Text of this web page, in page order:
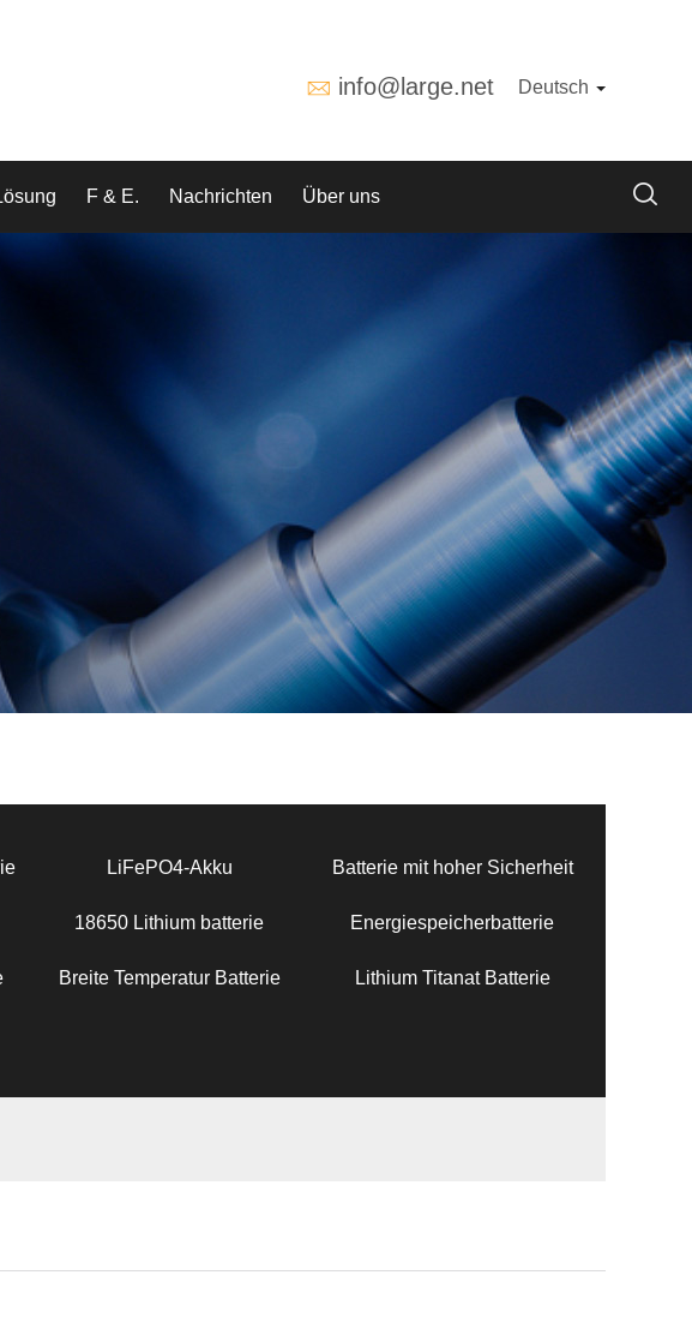
info@large.net Deutsch
F & E. Nachrichten Über uns
LiFePO4-Akku Batterie mit hoher Sicherheit
18650 Lithium batterie Energiespeicherbatterie
Breite Temperatur Batterie Lithium Titanat Batterie